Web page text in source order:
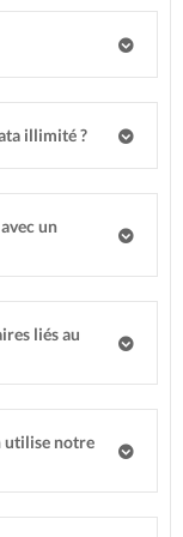
illimité ?
un
liés au
utilise notre